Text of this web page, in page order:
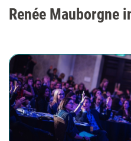
Renée Mauborgne